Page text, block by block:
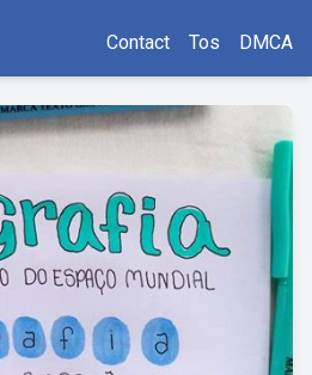
Contact Tos DMCA